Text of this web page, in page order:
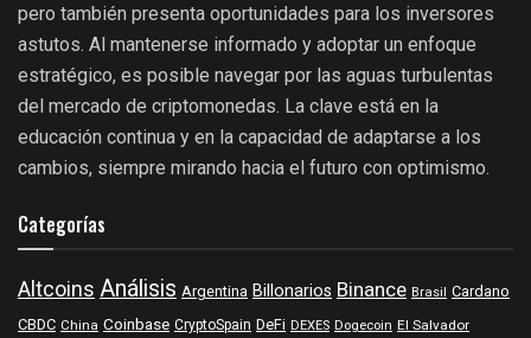
pero también presenta oportunidades para los inversores
astutos. Al mantenerse informado y adoptar un enfoque
estratégico, es posible navegar por las aguas turbulentas
del mercado de criptomonedas. La clave está en la
educación continua y en la capacidad de adaptarse a los
cambios, siempre mirando hacia el futuro con optimismo.
Categorías
Altcoins Análisis Argentina Billonarios Binance Brasil Cardano
CBDC China Coinbase CryptoSpain DeFi DEXES Dogecoin El Salvador